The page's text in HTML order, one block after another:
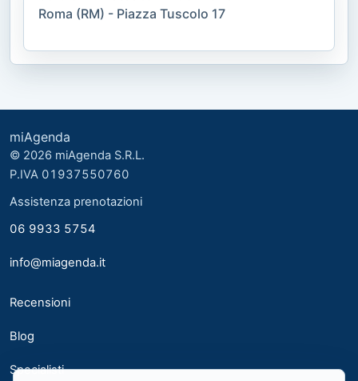
Roma (RM) - Piazza Tuscolo 17
miAgenda
© 2026 miAgenda S.R.L.
P.IVA 01937550760
Assistenza prenotazioni
06 9933 5754
info@miagenda.it
Recensioni
Blog
Specialisti